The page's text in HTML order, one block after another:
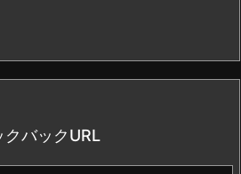
クバックURL